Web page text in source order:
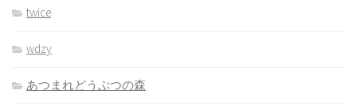
twice
wdzy
あつまれどうぶつの森